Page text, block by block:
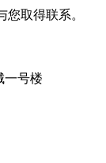
取得联系。
一号楼